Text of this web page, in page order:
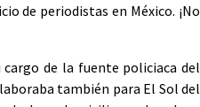
de periodistas en México. ¡No
cargo de la fuente policiaca del
también para El Sol del